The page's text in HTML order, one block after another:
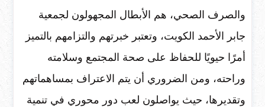
والصرف الصحي، هم الأبطال المجهولون لجمعية
جابر الأحمد الكويت، وتعتبر خبرتهم والتزامهم بالتميز
أمرًا حيويًا للحفاظ على صحة المجتمع وسلامته
وراحته، ومن الضروري أن يتم الاعتراف بمساهماتهم
وتقديرها، حيث يواصلون لعب دور محوري في تنمية